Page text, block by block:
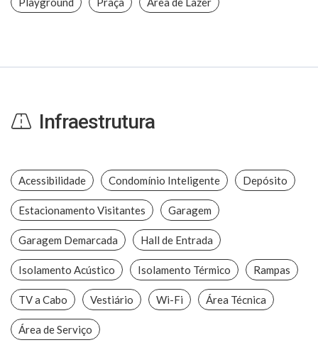
Infraestrutura
Acessibilidade Condomínio Inteligente Depósito
Estacionamento Visitantes Garagem
Garagem Demarcada Hall de Entrada
Isolamento Acústico Isolamento Térmico Rampas
TV a Cabo Vestiário Wi-Fi Área Técnica
Área de Serviço